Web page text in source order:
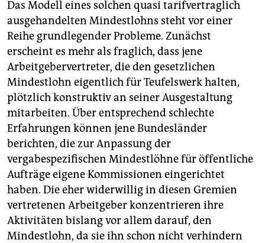
Das Modell eines solchen quasi tarifvertraglich
ausgehandelten Mindestlohns steht vor einer
Reihe grundlegender Probleme. Zunächst
erscheint es mehr als fraglich, dass jene
Arbeitgebervertreter, die den gesetzlichen
Mindestlohn eigentlich für Teufelswerk halten,
plötzlich konstruktiv an seiner Ausgestaltung
mitarbeiten. Über entsprechend schlechte
Erfahrungen können jene Bundesländer
berichten, die zur Anpassung der
vergabespezifischen Mindestlöhne für öffentliche
Aufträge eigene Kommissionen eingerichtet
haben. Die eher widerwillig in diesen Gremien
vertretenen Arbeitgeber konzentrieren ihre
Aktivitäten bislang vor allem darauf, den
Mindestlohn, da sie ihn schon nicht verhindern